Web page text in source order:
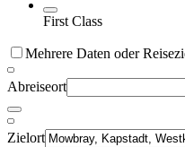
First Class
Mehrere Daten oder
Abreiseort
Zielort